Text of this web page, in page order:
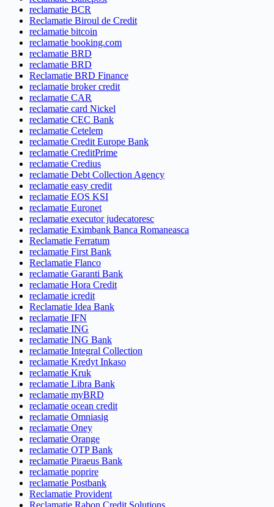
reclamatie BCR
Reclamatie Biroul de Credit
reclamatie bitcoin
reclamatie booking.com
reclamatie BRD
reclamatie BRD
Reclamatie BRD Finance
reclamatie broker credit
reclamatie CAR
reclamatie card Nickel
reclamatie CEC Bank
reclamatie Cetelem
reclamatie Credit Europe Bank
reclamatie CreditPrime
reclamatie Credius
reclamatie Debt Collection Agency
reclamatie easy credit
reclamatie EOS KSI
reclamatie Euronet
reclamatie executor judecatoresc
reclamatie Eximbank Banca Romaneasca
Reclamatie Ferratum
reclamatie First Bank
Reclamatie Flanco
reclamatie Garanti Bank
reclamatie Hora Credit
reclamatie icredit
Reclamatie Idea Bank
reclamatie IFN
reclamatie ING
reclamatie ING Bank
reclamatie Integral Collection
reclamatie Kredyt Inkaso
reclamatie Kruk
reclamatie Libra Bank
reclamatie myBRD
reclamatie ocean credit
reclamatie Omniasig
reclamatie Oney
reclamatie Orange
reclamatie OTP Bank
reclamatie Piraeus Bank
reclamatie poprire
reclamatie Postbank
Reclamatie Provident